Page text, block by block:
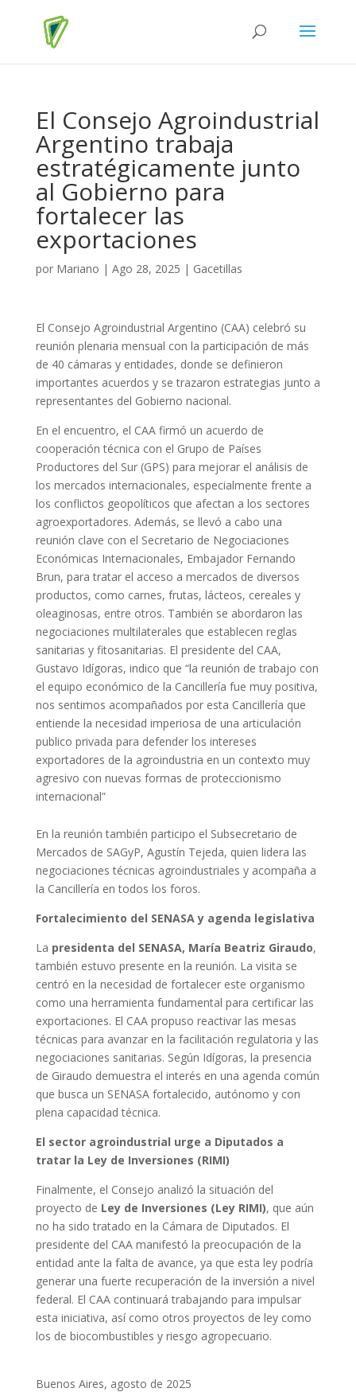
El Consejo Agroindustrial
Argentino trabaja
estratégicamente junto
al Gobierno para
fortalecer las
exportaciones
por Mariano | Ago 28, 2025 | Gacetillas
El Consejo Agroindustrial Argentino (CAA) celebró su
reunión plenaria mensual con la participación de más
de 40 cámaras y entidades, donde se definieron
importantes acuerdos y se trazaron estrategias junto a
representantes del Gobierno nacional.
En el encuentro, el CAA firmó un acuerdo de
cooperación técnica con el Grupo de Países
Productores del Sur (GPS) para mejorar el análisis de
los mercados internacionales, especialmente frente a
los conflictos geopolíticos que afectan a los sectores
agroexportadores. Además, se llevó a cabo una
reunión clave con el Secretario de Negociaciones
Económicas Internacionales, Embajador Fernando
Brun, para tratar el acceso a mercados de diversos
productos, como carnes, frutas, lácteos, cereales y
oleaginosas, entre otros. También se abordaron las
negociaciones multilaterales que establecen reglas
sanitarias y fitosanitarias. El presidente del CAA,
Gustavo Idígoras, indico que “la reunión de trabajo con
el equipo económico de la Cancillería fue muy positiva,
nos sentimos acompañados por esta Cancillería que
entiende la necesidad imperiosa de una articulación
publico privada para defender los intereses
exportadores de la agroindustria en un contexto muy
agresivo con nuevas formas de proteccionismo
internacional”
En la reunión también participo el Subsecretario de
Mercados de SAGyP, Agustín Tejeda, quien lidera las
negociaciones técnicas agroindustriales y acompaña a
la Cancillería en todos los foros.
Fortalecimiento del SENASA y agenda legislativa
La presidenta del SENASA, María Beatriz Giraudo,
también estuvo presente en la reunión. La visita se
centró en la necesidad de fortalecer este organismo
como una herramienta fundamental para certificar las
exportaciones. El CAA propuso reactivar las mesas
técnicas para avanzar en la facilitación regulatoria y las
negociaciones sanitarias. Según Idígoras, la presencia
de Giraudo demuestra el interés en una agenda común
que busca un SENASA fortalecido, autónomo y con
plena capacidad técnica.
El sector agroindustrial urge a Diputados a
tratar la Ley de Inversiones (RIMI)
Finalmente, el Consejo analizó la situación del
proyecto de Ley de Inversiones (Ley RIMI), que aún
no ha sido tratado en la Cámara de Diputados. El
presidente del CAA manifestó la preocupación de la
entidad ante la falta de avance, ya que esta ley podría
generar una fuerte recuperación de la inversión a nivel
federal. El CAA continuará trabajando para impulsar
esta iniciativa, así como otros proyectos de ley como
los de biocombustibles y riesgo agropecuario.
Buenos Aires, agosto de 2025